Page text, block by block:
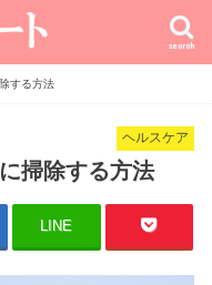
search
する方法
ヘルスケア
掃除する方法
LINE